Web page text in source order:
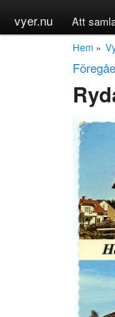
vyer.nu Att
Hem »